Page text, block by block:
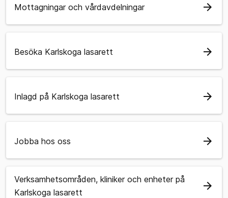
Mottagningar och vårdavdelningar arrow_forward
Besöka Karlskoga lasarett arrow_forward
Inlagd på Karlskoga lasarett arrow_forward
Jobba hos oss arrow_forward
Verksamhetsområden, kliniker och enheter på
Karlskoga lasarett
arrow_forward